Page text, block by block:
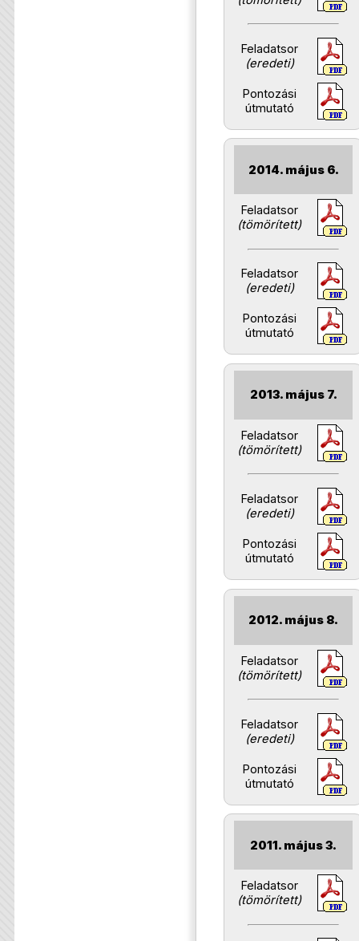
Feladatsor
(eredeti)
Pontozási
útmutató
2014. május 6.
Feladatsor
(tömörített)
Feladatsor
(eredeti)
Pontozási
útmutató
2013. május 7.
Feladatsor
(tömörített)
Feladatsor
(eredeti)
Pontozási
útmutató
2012. május 8.
Feladatsor
(tömörített)
Feladatsor
(eredeti)
Pontozási
útmutató
2011. május 3.
Feladatsor
(tömörített)